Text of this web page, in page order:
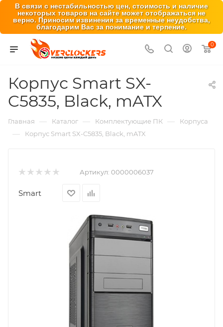
В связи с нестабильностью цен, стоимость и наличие
некоторых товаров на сайте может отображаться не
верно. Приносим извинения за временные неудобства,
благодарим Вас за понимание и терпение.
0
Корпус Smart SX-
C5835, Black, mATX
Главная — Каталог — Комплектующие ПК — Корпуса
— Корпус Smart SX-C5835, Black, mATX
Артикул: 0000006037
Smart